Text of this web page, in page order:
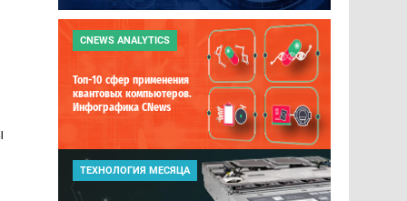
CNEWS ANALYTICS
Топ-10 сфер применения
квантовых компьютеров.
Инфографика CNews
ТЕХНОЛОГИЯ МЕСЯЦА